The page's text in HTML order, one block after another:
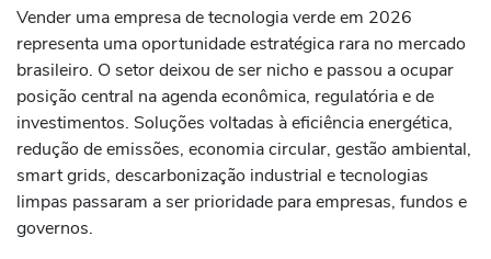
Vender uma empresa de tecnologia verde em 2026
representa uma oportunidade estratégica rara no mercado
brasileiro. O setor deixou de ser nicho e passou a ocupar
posição central na agenda econômica, regulatória e de
investimentos. Soluções voltadas à eficiência energética,
redução de emissões, economia circular, gestão ambiental,
smart grids, descarbonização industrial e tecnologias
limpas passaram a ser prioridade para empresas, fundos e
governos.